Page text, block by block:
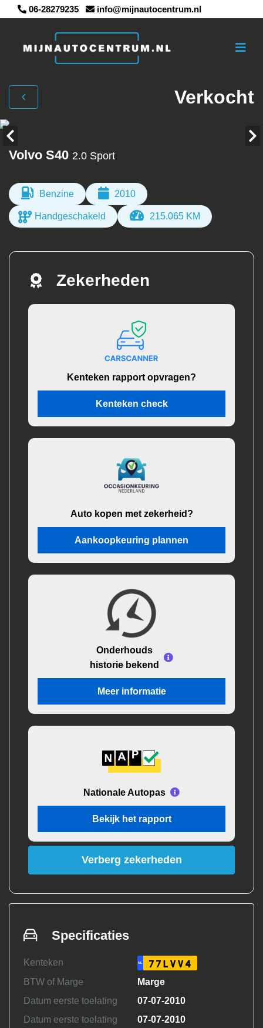
06-28279235 info@mijnautocentrum.nl
Verkocht
Volvo S40 2.0 Sport
Benzine 2010
Handgeschakeld 215.065 KM
Zekerheden
Kenteken rapport opvragen?
Kenteken check
Auto kopen met zekerheid?
Aankoopkeuring plannen
Onderhouds
historie bekend
Meer informatie
Nationale Autopas
Bekijk het rapport
Verberg zekerheden
Specificaties
Kenteken NL 77LVV4
BTW of Marge
Marge
Datum eerste toelating
07-07-2010
Datum eerste toelating
07-07-2010